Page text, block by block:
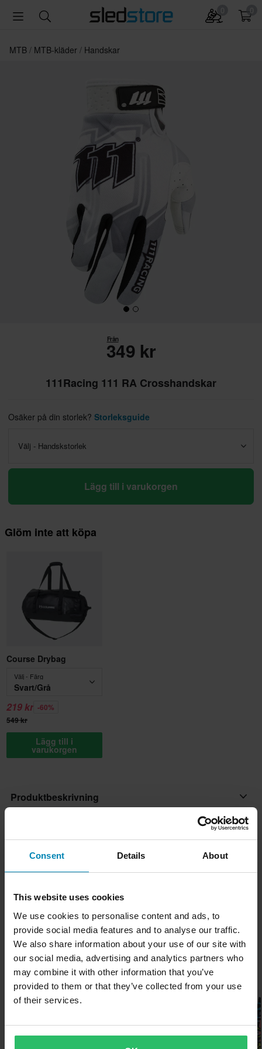
Consent Details About
This website uses cookies
We use cookies to personalise content and ads, to
provide social media features and to analyse our traffic.
We also share information about your use of our site with
our social media, advertising and analytics partners who
may combine it with other information that you’ve
provided to them or that they’ve collected from your use
of their services.
MTB MTB-kläder Handskar
Från
349 kr
111Racing 111 RA Crosshandskar
Osäker på din storlek? Storleksguide
Välj - Handskstorlek
Lägg till i varukorgen
Glöm inte att köpa
Course Drybag
Välj - Färg
Svart/Grå
219 kr -60%
549 kr
Lägg till i
varukorgen
Produktbeskrivning
111 RA-handskarna kompletterar 111 Race-klädkitet perfekt.
Utvecklad för tävlingsförare med fokus på precision, komfort och
säkerhet.
• Silikonrand på pekfingret - förbättrad kontroll över kopplings-
och bromshandtagen.
• Tumförstärkning skyddar mot nötning.
• En handske som känns som ett andra skinn
• Utvalt innermaterial för bättre grepp och kontroll.
• Luftflödeskonstruktion - ventilationshål i innerhanden, stickat
tyg som andas på handryggen.
• Airprene-mudd - mjuk, elastisk och svettavvisande med
Vit/Svart
Material
Textil
Färg
Svart
Varumärke
Storleksguide
Leverans & returer
Snabba leveranser
Varje dag levererar vi beställningar i hela Norden. Vi gör alltid
vårt bästa för att du ska få dina produkter så snabbt som möjligt!
Vi strävar efter att hålla de bästa priserna, men om du ändå
Populärt inom Handskar
Superpris!